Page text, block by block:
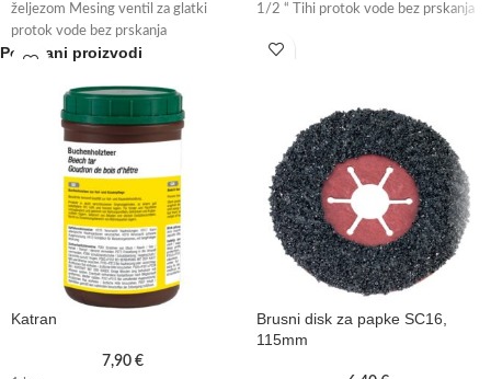
željezom Mesing ventil za glatki
protok vode bez prskanja
1/2 “ Tihi protok vode bez prskanja
Povezani proizvodi
Katran
7,90 €
Brusni disk za papke SC16,
115mm